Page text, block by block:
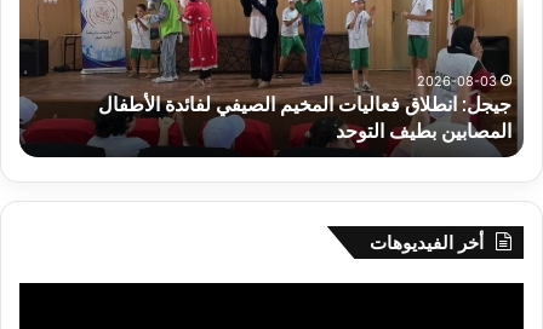
لفائدة
الأطفال
المصابين
بطيف
التوحد
2026-08-03
جيجل: انطلاق فعاليات المخيم الصيفي لفائدة الأطفال
المصابين بطيف التوحد
أخر الفيديوهات